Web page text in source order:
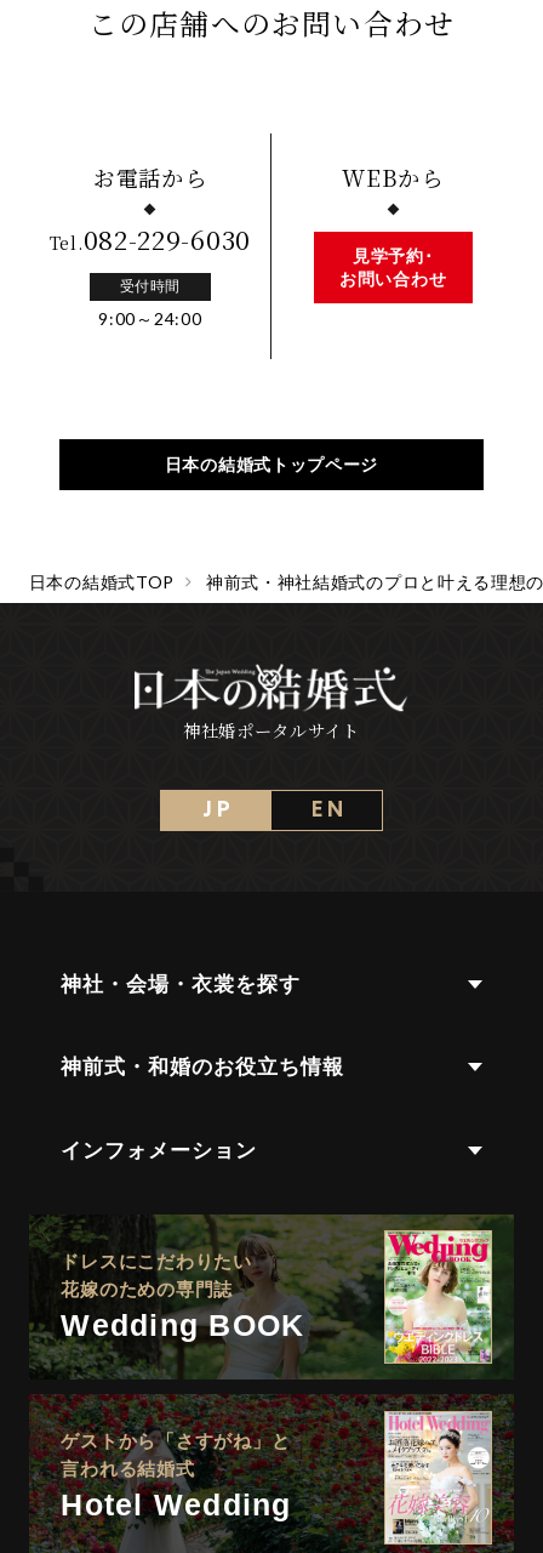
日本の結婚式TOP 神前式・神社結婚式のプロと叶える理想
この店舗へのお問い合わせ
お電話から
Tel.082-229-6030
受付時間
9:00～24:00
WEBから
見学予約･
お問い合わせ
日本の結婚式トップページ
神社婚ポータルサイト
J P E N
神社・会場・衣裳を探す
神前式・和婚のお役立ち情報
インフォメーション
ドレスにこだわりたい
花嫁のための専門誌
Wedding BOOK
ゲストから「さすがね」と
言われる結婚式
Hotel Wedding